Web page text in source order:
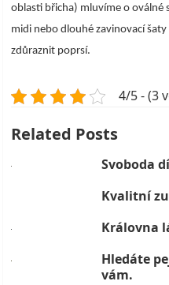
oblasti břicha) mluvíme o oválné
midi nebo dlouhé zavinovací
zdůraznit poprsí.
4/5 - (3
Related Posts
Svoboda
Kvalitní
Královna
Hledáte
vám.